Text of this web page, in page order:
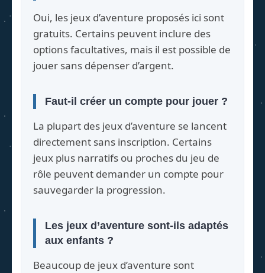
Oui, les jeux d’aventure proposés ici sont
gratuits. Certains peuvent inclure des
options facultatives, mais il est possible de
jouer sans dépenser d’argent.
Faut-il créer un compte pour jouer ?
La plupart des jeux d’aventure se lancent
directement sans inscription. Certains
jeux plus narratifs ou proches du jeu de
rôle peuvent demander un compte pour
sauvegarder la progression.
Les jeux d’aventure sont-ils adaptés
aux enfants ?
Beaucoup de jeux d’aventure sont